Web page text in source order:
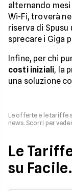
alternando
Wi-Fi, troverà
riserva di
sprecare i Giga
Infine, per chi
costi iniziali, la
una soluzione
Le offerte e le tariffe
news. Scorri per
Le
su